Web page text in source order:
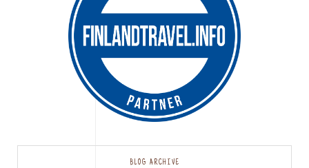
BLOG ARCHIVE